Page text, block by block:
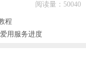
阅读量： 50040
程
用服务进度